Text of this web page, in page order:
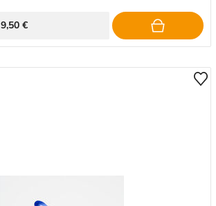
9,50 €